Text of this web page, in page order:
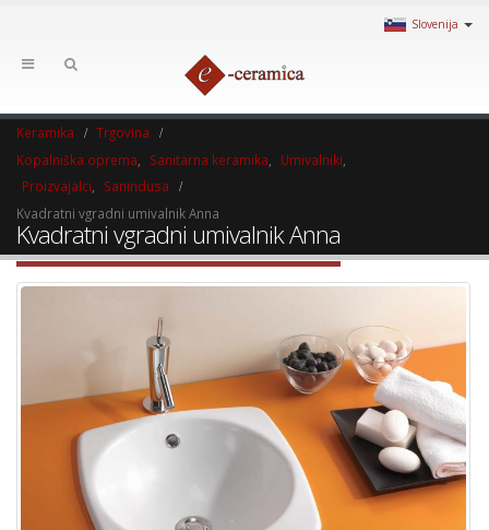
Slovenija
Keramika
Trgovina
Kopalniška oprema
Sanitarna keramika Umivalniki
Proizvajalci
Sanindusa
Kvadratni vgradni umivalnik Anna
Kvadratni vgradni umivalnik Anna